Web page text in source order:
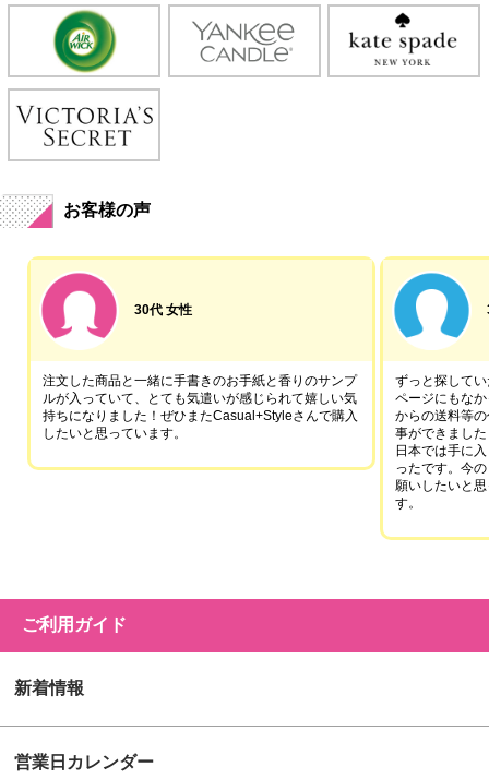
お客様の声
30代 女性
注文した商品と一緒に手書きのお手紙と香りのサンプ
ルが入っていて、とても気遣いが感じられて嬉しい気
持ちになりました！ぜひまたCasual+Styleさんで購入
したいと思っています。
ずっと探して
ページにもな
からの送料等
事ができました
日本では手に
ったです。今
願いしたいと
す。
ご利用ガイド
新着情報
営業日カレンダー